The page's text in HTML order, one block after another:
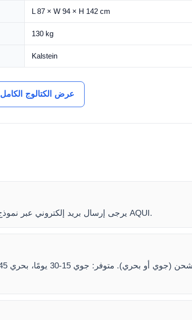
L 87 × W 94 × H 142 cm
130 kg
Kalstein
عرض الكتالوج الكامل
لمعرفة سعر آلة التخدير YR06513، يرجى إرسال بريد إلكتروني عبر نموذج الاتصال AQUI.